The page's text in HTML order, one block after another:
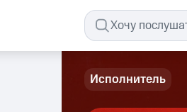
Исполнитель